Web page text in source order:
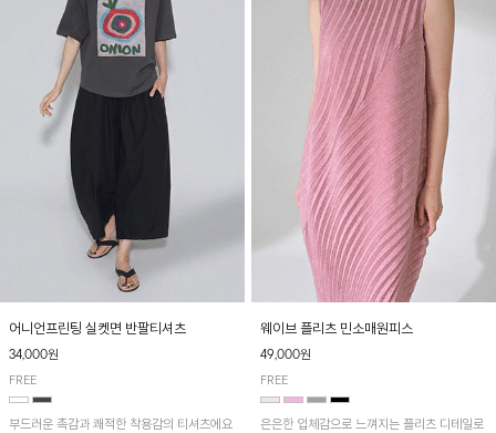
어니언프린팅 실켓면 반팔티셔츠
34,000원
FREE
부드러운 촉감과 쾌적한 착용감의 티셔츠에요
웨이브 플리츠 민소매원피스
49,000원
FREE
은은한 입체감으로 느껴지는 플리츠 디테일로